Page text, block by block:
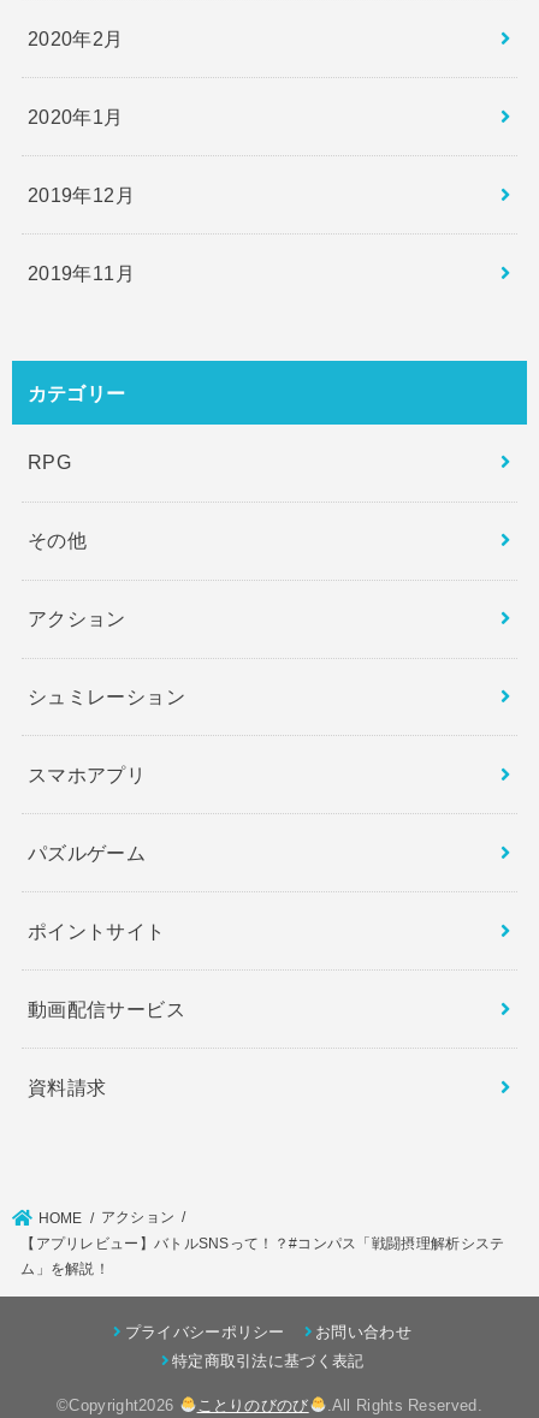
2020年2月
2020年1月
2019年12月
2019年11月
カテゴリー
RPG
その他
アクション
シュミレーション
スマホアプリ
パズルゲーム
ポイントサイト
動画配信サービス
資料請求
HOME
アクション
【アプリレビュー】バトルSNSって！？#コンパス「戦闘摂理解析システ
ム」を解説！
プライバシーポリシー
お問い合わせ
特定商取引法に基づく表記
©Copyright2026 ことりのびのび .All Rights Reserved.